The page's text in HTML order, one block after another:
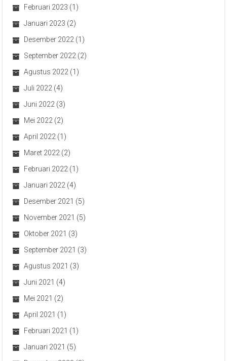
Februari 2023 (1)
Januari 2023 (2)
Desember 2022 (1)
September 2022 (2)
Agustus 2022 (1)
Juli 2022 (4)
Juni 2022 (3)
Mei 2022 (2)
April 2022 (1)
Maret 2022 (2)
Februari 2022 (1)
Januari 2022 (4)
Desember 2021 (5)
November 2021 (5)
Oktober 2021 (3)
September 2021 (3)
Agustus 2021 (3)
Juni 2021 (4)
Mei 2021 (2)
April 2021 (1)
Februari 2021 (1)
Januari 2021 (5)